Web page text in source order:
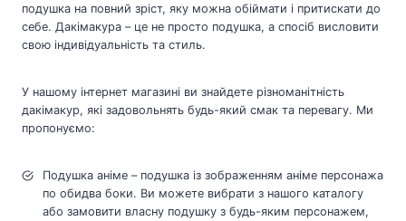
подушка на повний зріст, яку можна обіймати і притискати до
себе. Дакімакура – це не просто подушка, а спосіб висловити
свою індивідуальність та стиль.
У нашому інтернет магазині ви знайдете різноманітність
дакімакур, які задовольнять будь-який смак та перевагу. Ми
пропонуємо:
Подушка аніме – подушка із зображенням аніме персонажа
по обидва боки. Ви можете вибрати з нашого каталогу
або замовити власну подушку з будь-яким персонажем,